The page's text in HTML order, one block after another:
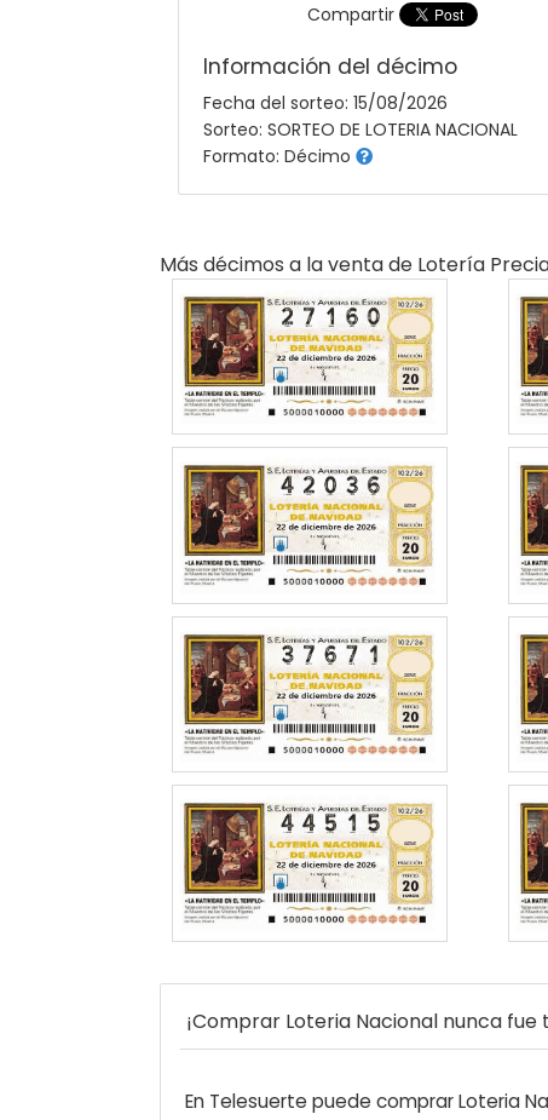
Compartir
Información del décimo
Fecha del sorteo: 15/08/2026
Sorteo: SORTEO DE LOTERIA NACIONAL
Formato: Décimo
Más décimos a la venta de Lotería
¡Comprar Loteria Nacional nunca fue
En Telesuerte puede comprar Loteria